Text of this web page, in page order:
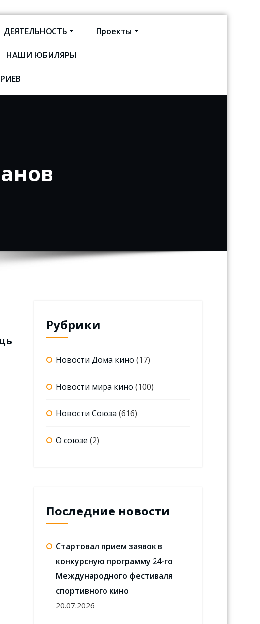
Петербурга
ДЕЯТЕЛЬНОСТЬ Проекты
НАШИ ЮБИЛЯРЫ
Рубрики
Новости Дома кино (17)
Новости мира кино (100)
Новости Союза (616)
О союзе (2)
Последние новости
Стартовал прием заявок в
конкурсную программу 24-го
Международного фестиваля
спортивного кино
20.07.2026